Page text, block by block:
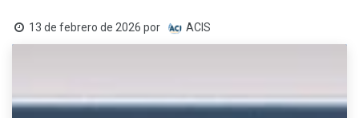
13 de febrero de 2026 por ACIS